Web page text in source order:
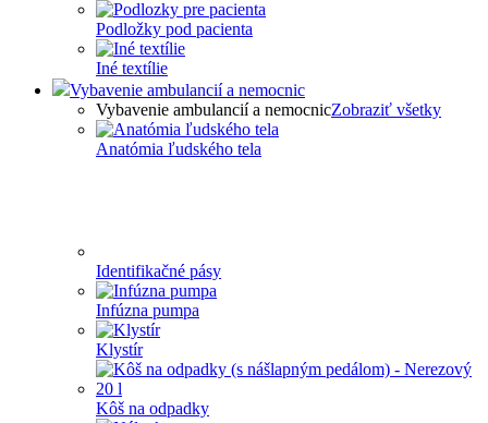
Podložky pod pacienta
Iné textílie
Vybavenie ambulancií a nemocnic
Vybavenie ambulancií a nemocnicZobraziť všetky
Anatómia ľudského tela
Identifikačné pásy
Infúzna pumpa
Klystír
Kôš na odpadky